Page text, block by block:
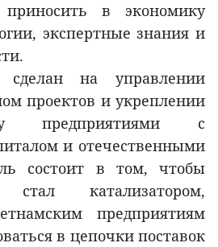
приносить в экономику
экспертные знания и
на управлении
проектов и укреплении
предприятиями с
и отечественными
состоит в том, чтобы
катализатором,
предприятиям
в цепочки поставок